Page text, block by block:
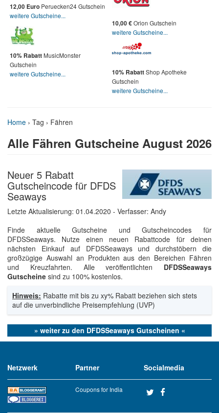
12,00 Euro Peruecken24 Gutschein
weitere Gutscheine...
10% Rabatt MusicMonster
Gutschein
weitere Gutscheine...
10,00 €Orion Gutschein
weitere Gutscheine...
10% RabattShop Apotheke
Gutschein
weitere Gutscheine...
Home › Tag › Fähren
Alle Fähren Gutscheine August 2026
Neuer 5 Rabatt
Gutscheincode für DFDS
Seaways
Letzte Aktualisierung: 01.04.2020 - Verfasser: Andy
Finde aktuelle Gutscheine und Gutscheincodes für
DFDSSeaways. Nutze einen neuen Rabattcode für deinen
nächsten Einkauf auf DFDSSeaways und durchstöbern die
großzügige Auswahl an Produkten aus den Bereichen Fähren
und Kreuzfahrten. Alle veröffentlichten DFDSSeaways
Gutscheine sind zu 100% kostenlos.
Hinweis: Rabatte mit bis zu xy% Rabatt beziehen sich stets
auf die unverbindliche Preisempfehlung (UVP)
» weiter zu den DFDSSeaways Gutscheinen «
Netzwerk Partner
Coupons for India
Socialmedia